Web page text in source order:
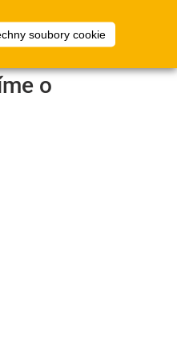
soubory cookie
o